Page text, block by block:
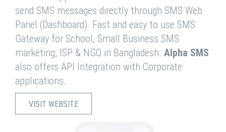
send SMS messages directly through SMS Web
Panel (Dashboard). Fast and easy to use SMS
Gateway for School, Small Business SMS
marketing, ISP & NGO in Bangladesh. Alpha SMS
also offers API Integration with Corporate
applications.
VISIT WEBSITE